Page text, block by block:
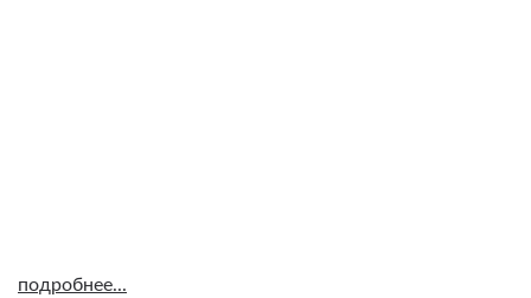
подробнее...